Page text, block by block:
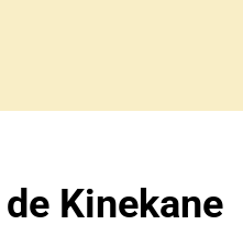
Kinekane